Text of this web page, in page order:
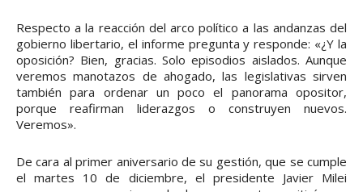
Respecto a la reacción del arco político a las andanzas del
gobierno libertario, el informe pregunta y responde: «¿Y la
oposición? Bien, gracias. Solo episodios aislados. Aunque
veremos manotazos de ahogado, las legislativas sirven
también para ordenar un poco el panorama opositor,
porque reafirman liderazgos o construyen nuevos.
Veremos».
De cara al primer aniversario de su gestión, que se cumple
el martes 10 de diciembre, el presidente Javier Milei